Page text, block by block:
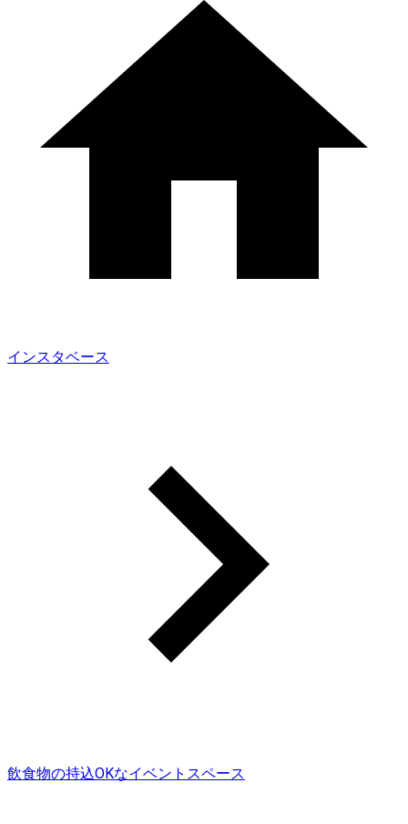
インスタベース
飲食物の持込OKなイベントスペース